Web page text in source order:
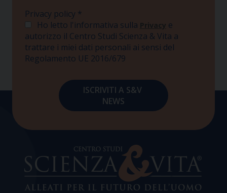
Privacy policy *
Ho letto l'informativa sulla Privacy e
autorizzo il Centro Studi Scienza & Vita a
trattare i miei dati personali ai sensi del
Regolamento UE 2016/679